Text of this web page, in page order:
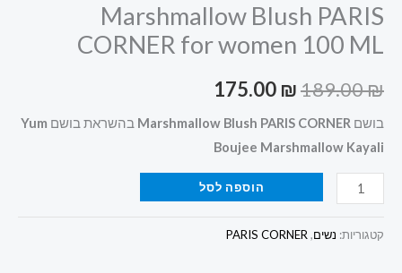
Marshmallow Blush PARIS
CORNER for women 100 ML
189.00₪
175.00 ₪
בושם Marshmallow Blush PARIS CORNER בהשראת בושם Yum
Boujee Marshmallow Kayali
הוספה לסל
קטגוריות: נשים,
PARIS CORNER